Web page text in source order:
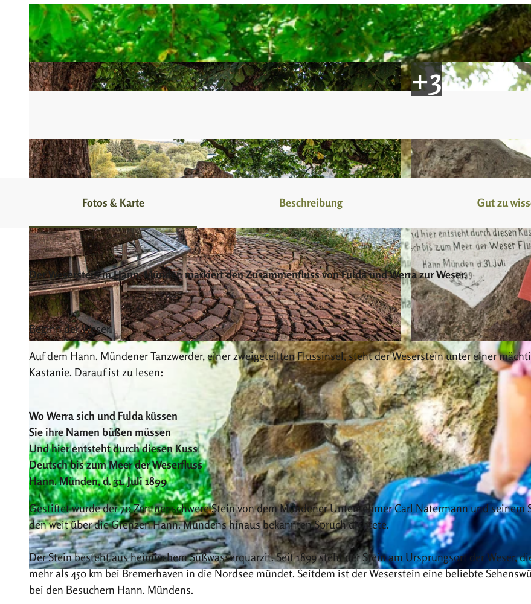
© Hann. Münden Marketing GmbH, Y-Site |CC-BY
© Off the Path/Sebastian Canaves | CC0 © Hann. Münden Marketing GmbH, Paavo Blafield |
Fotos & Karte Beschreibung Gut zu
Der Weserstein in Hann. Münden markiert den Zusammenfluss von Fulda und Werra zur Weser.
Beginn der Weser
Auf dem Hann. Mündener Tanzwerder, einer zweigeteilten Flussinsel, steht der Weserstein unter einer
Kastanie. Darauf ist zu lesen:
Wo Werra sich und Fulda küssen
Sie ihre Namen büßen müssen
Und hier entsteht durch diesen Kuss
Deutsch bis zum Meer der Weserfluss
Hann. Münden, d. 31. Juli 1899
Gestiftet wurde der 70 Zentner schwere Stein von dem Mündener Unternehmer Carl Natermann und seinem
den weit über die Grenzen Hann. Mündens hinaus bekannten Spruch dichtete.
Der Stein besteht aus heimischem Süßwasserquarzit. Seit 1899 steht der Stein am Ursprungsort der Weser,
mehr als 450 km bei Bremerhaven in die Nordsee mündet. Seitdem ist der Weserstein eine beliebte
bei den Besuchern Hann. Mündens.